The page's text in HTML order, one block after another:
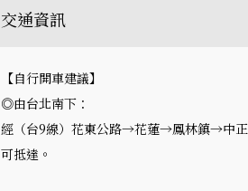
交通資訊
【自行開車建議】
◎由台北南下：
經（台9線）花東公路→花蓮→鳳林鎮→中
可抵達。